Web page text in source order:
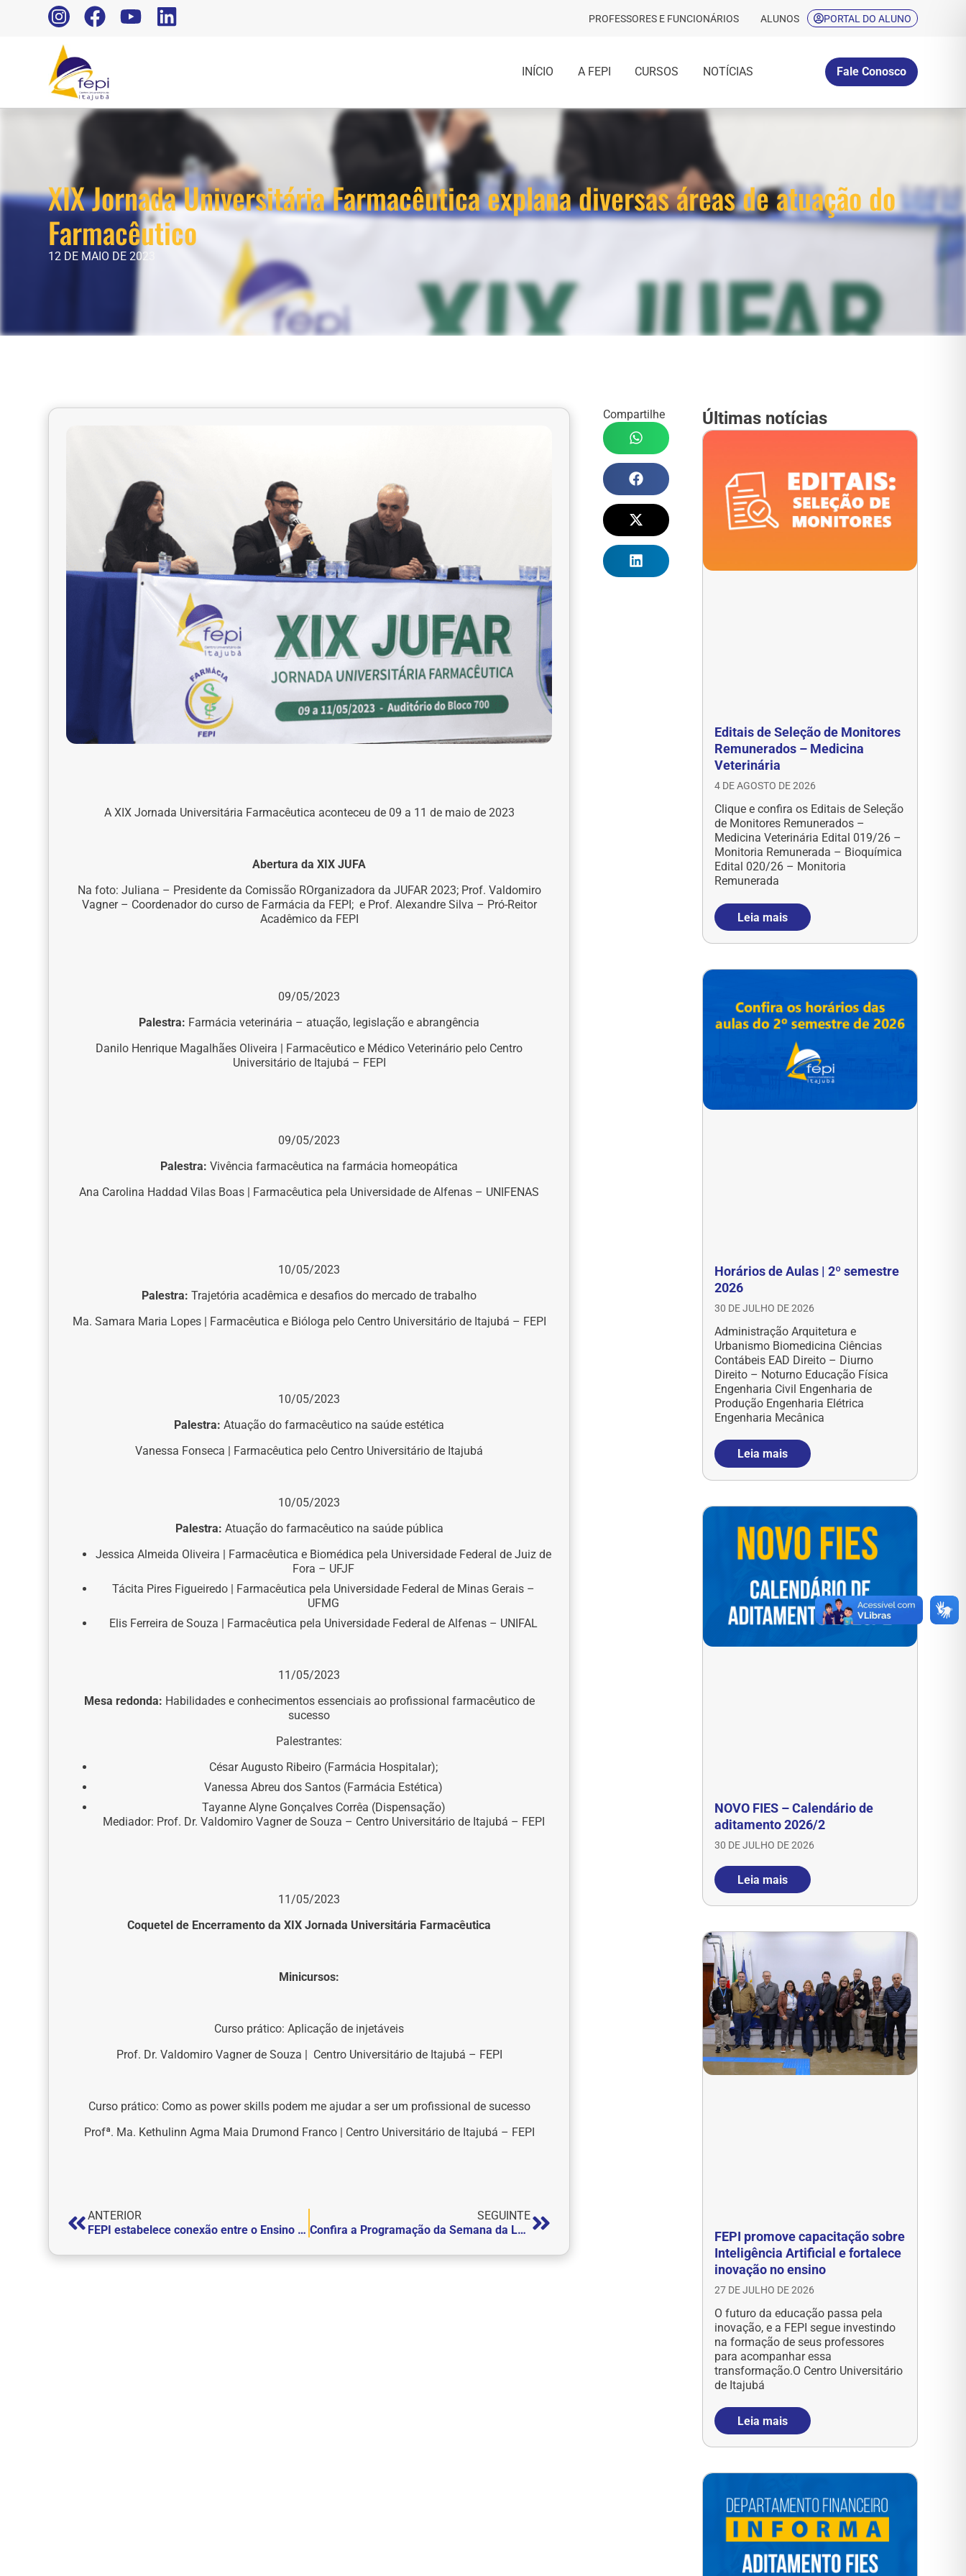
PROFESSORES E FUNCIONÁRIOS ALUNOS PORTAL DO ALUNO
INÍCIO A FEPI CURSOS NOTÍCIAS Fale Conosco
XIX Jornada Universitária Farmacêutica explana diversas áreas de atuação do
Farmacêutico
12 DE MAIO DE 2023
A XIX Jornada Universitária Farmacêutica aconteceu de 09 a 11 de maio de 2023
Abertura da XIX JUFA
Na foto: Juliana – Presidente da Comissão ROrganizadora da JUFAR 2023; Prof. Valdomiro
Vagner – Coordenador do curso de Farmácia da FEPI; e Prof. Alexandre Silva – Pró-Reitor
Acadêmico da FEPI
09/05/2023
Palestra: Farmácia veterinária – atuação, legislação e abrangência
Danilo Henrique Magalhães Oliveira | Farmacêutico e Médico Veterinário pelo Centro
Universitário de Itajubá – FEPI
09/05/2023
Palestra: Vivência farmacêutica na farmácia homeopática
Ana Carolina Haddad Vilas Boas | Farmacêutica pela Universidade de Alfenas – UNIFENAS
10/05/2023
Palestra: Trajetória acadêmica e desafios do mercado de trabalho
Ma. Samara Maria Lopes | Farmacêutica e Bióloga pelo Centro Universitário de Itajubá – FEPI
10/05/2023
Palestra: Atuação do farmacêutico na saúde estética
Vanessa Fonseca | Farmacêutica pelo Centro Universitário de Itajubá
10/05/2023
Palestra: Atuação do farmacêutico na saúde pública
Jessica Almeida Oliveira | Farmacêutica e Biomédica pela Universidade Federal de Juiz de
Fora – UFJF
Tácita Pires Figueiredo | Farmacêutica pela Universidade Federal de Minas Gerais –
UFMG
Elis Ferreira de Souza | Farmacêutica pela Universidade Federal de Alfenas – UNIFAL
11/05/2023
Mesa redonda: Habilidades e conhecimentos essenciais ao profissional farmacêutico de
sucesso
Palestrantes:
César Augusto Ribeiro (Farmácia Hospitalar);
Vanessa Abreu dos Santos (Farmácia Estética)
Tayanne Alyne Gonçalves Corrêa (Dispensação)
Mediador: Prof. Dr. Valdomiro Vagner de Souza – Centro Universitário de Itajubá – FEPI
11/05/2023
Coquetel de Encerramento da XIX Jornada Universitária Farmacêutica
Minicursos:
Curso prático: Aplicação de injetáveis
Prof. Dr. Valdomiro Vagner de Souza | Centro Universitário de Itajubá – FEPI
Curso prático: Como as power skills podem me ajudar a ser um profissional de sucesso
Profª. Ma. Kethulinn Agma Maia Drumond Franco | Centro Universitário de Itajubá – FEPI
ANTERIOR
FEPI estabelece conexão entre o Ensino Superior e o Ensino Médio por meio de Atividades Acadêmicas
SEGUINTE
Confira a Programação da Semana da Luta Antimanicomial
Compartilhe Últimas notícias
Editais de Seleção de Monitores
Remunerados – Medicina
Veterinária
4 DE AGOSTO DE 2026
Clique e confira os Editais de Seleção
de Monitores Remunerados –
Medicina Veterinária Edital 019/26 –
Monitoria Remunerada – Bioquímica
Edital 020/26 – Monitoria
Remunerada
Leia mais
Horários de Aulas | 2º semestre
2026
30 DE JULHO DE 2026
Administração Arquitetura e
Urbanismo Biomedicina Ciências
Contábeis EAD Direito – Diurno
Direito – Noturno Educação Física
Engenharia Civil Engenharia de
Produção Engenharia Elétrica
Engenharia Mecânica
Leia mais
NOVO FIES – Calendário de
aditamento 2026/2
30 DE JULHO DE 2026
Leia mais
FEPI promove capacitação sobre
Inteligência Artificial e fortalece
inovação no ensino
27 DE JULHO DE 2026
O futuro da educação passa pela
inovação, e a FEPI segue investindo
na formação de seus professores
para acompanhar essa
transformação.O Centro Universitário
de Itajubá
Leia mais